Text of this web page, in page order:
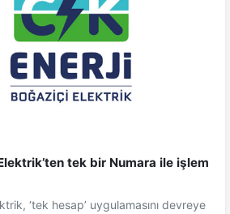
tek bir Numara ile işlem
‘tek hesap’ uygulamasını devreye